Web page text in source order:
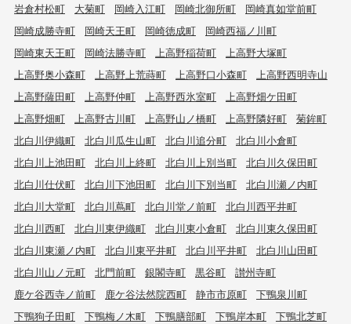
岩倉村松町
大菊町 岡崎入江町 岡崎北御所町
岡崎真如堂前町
岡崎成勝寺町
岡崎天王町 岡崎徳成町
岡崎西福ノ川町
岡崎東天王町
岡崎法勝寺町 上高野稲荷町
上高野大塚町
上高野奥小森町
上高野上荒蒔町 上高野口小森町
上高野西明寺山
上高野薩田町
上高野仲町 上高野西氷室町
上高野畑ケ田町
上高野畑町
上高野古川町 上高野山ノ橋町 上高野隣好町
菊鉾町
北白川伊織町
北白川瓜生山町 北白川追分町
北白川小倉町
北白川上池田町
北白川上終町 北白川上別当町
北白川久保田町
北白川仕伏町
北白川下池田町 北白川下別当町
北白川瀬ノ内町
北白川大堂町
北白川蔦町 北白川堂ノ前町
北白川西平井町
北白川西町
北白川東伊織町 北白川東小倉町
北白川東久保田町
北白川東瀬ノ内町
北白川東平井町 北白川平井町
北白川山田町
北白川山ノ元町
北門前町 銀閣寺町 黒谷町
讃州寺町
鹿ケ谷西寺ノ前町
鹿ケ谷法然院西町 静市市原町
下鴨泉川町
下鴨狗子田町
下鴨梅ノ木町 下鴨膳部町 下鴨岸本町
下鴨北芝町